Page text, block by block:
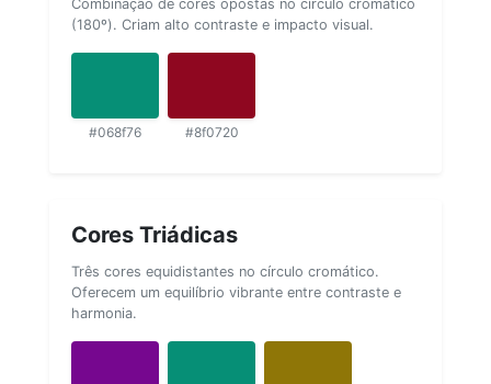
Combinação de cores opostas no círculo cromático
(180º). Criam alto contraste e impacto visual.
#068f76 #8f0720
Cores Triádicas
Três cores equidistantes no círculo cromático.
Oferecem um equilíbrio vibrante entre contraste e
harmonia.